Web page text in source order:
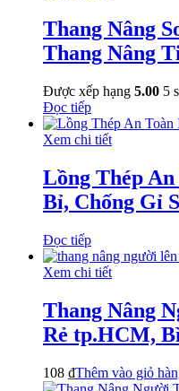
Thang Nâng
Thang Nâng
Được xếp hạng 5.00 5
Đọc tiếp
Xem chi tiết
Lồng Thép
Bỉ, Chống Gỉ
Đọc tiếp
Xem chi tiết
Thang Nâng
Rẻ tp.HCM,
108 ₫Thêm vào giỏ